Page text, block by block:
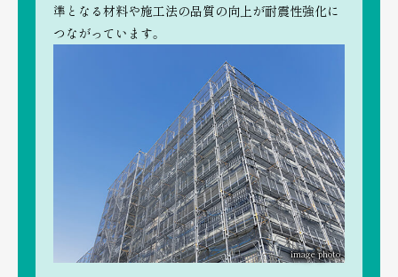
準となる材料や施工法の品質の向上が耐震性強化に
つながっています。
image photo